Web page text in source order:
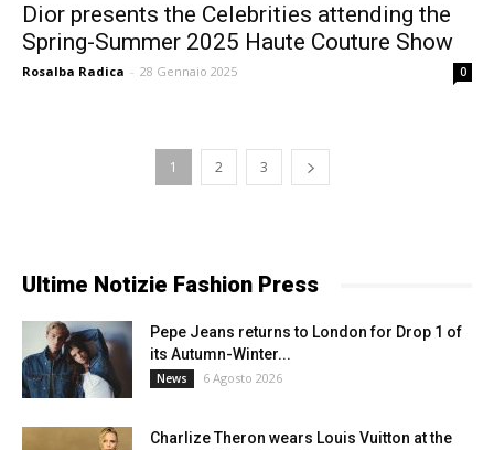
Dior presents the Celebrities attending the
Spring-Summer 2025 Haute Couture Show
Rosalba Radica - 28 Gennaio 2025 0
1 2 3
Ultime Notizie Fashion Press
Pepe Jeans returns to London for Drop 1 of
its Autumn-Winter...
News 6 Agosto 2026
Charlize Theron wears Louis Vuitton at the